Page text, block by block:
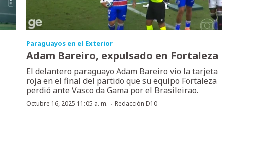
Paraguayos en el Exterior
Adam Bareiro, expulsado en Fortaleza
El delantero paraguayo Adam Bareiro vio la tarjeta
roja en el final del partido que su equipo Fortaleza
perdió ante Vasco da Gama por el Brasileirao.
Octubre 16, 2025 11:05 a. m. · Redacción D10